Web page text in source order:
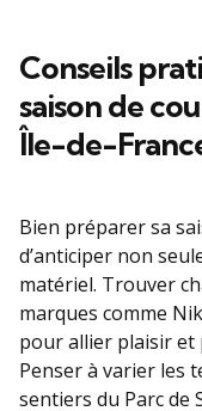
Conseils
saison de
Île-de-
Bien préparer sa
d’anticiper non
matériel. Trouver
marques comme
pour allier plaisir et
Penser à varier les
sentiers du Parc de